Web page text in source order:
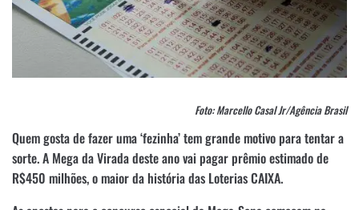
Foto: Marcello Casal Jr/Agência Brasil
Quem gosta de fazer uma ‘fezinha’ tem grande motivo para tentar a
sorte. A Mega da Virada deste ano vai pagar prêmio estimado de
R$450 milhões, o maior da história das Loterias CAIXA.